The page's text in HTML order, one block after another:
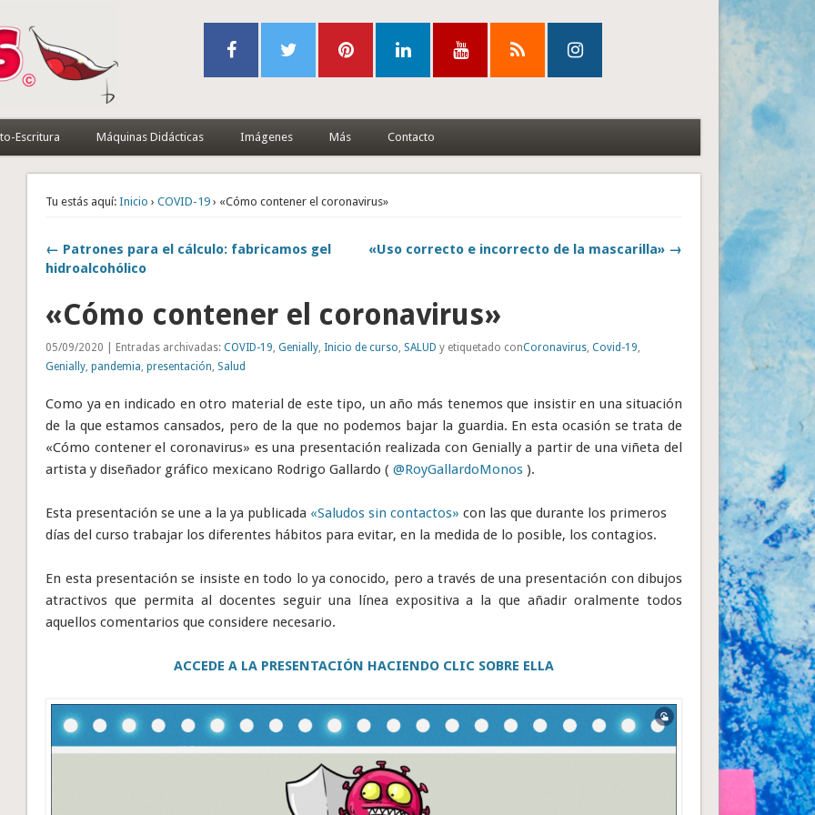
Escritura Máquinas Didácticas Imágenes Más Contacto
Tu estás aquí: Inicio ›COVID-19 › «Cómo contener el coronavirus»
← Patrones para el cálculo: fabricamos gel
hidroalcohólico
«Uso correcto e incorrecto de la mascarilla» →
«Cómo contener el coronavirus»
05/09/2020 | Entradas archivadas:COVID-19,Genially, Inicio de curso, SALUD y etiquetado conCoronavirus,Covid-19,
Genially,pandemia,presentación, Salud
Como ya en indicado en otro material de este tipo, un año más tenemos que insistir en una situación
de la que estamos cansados, pero de la que no podemos bajar la guardia. En esta ocasión se trata de
«Cómo contener el coronavirus» es una presentación realizada con Genially a partir de una viñeta del
artista y diseñador gráfico mexicano Rodrigo Gallardo (@RoyGallardoMonos ).
Esta presentación se une a la ya publicada «Saludos sin contactos» con las que durante los primeros
días del curso trabajar los diferentes hábitos para evitar, en la medida de lo posible, los contagios.
En esta presentación se insiste en todo lo ya conocido, pero a través de una presentación con dibujos
atractivos que permita al docentes seguir una línea expositiva a la que añadir oralmente todos
aquellos comentarios que considere necesario.
ACCEDE A LA PRESENTACIÓN HACIENDO CLIC SOBRE ELLA